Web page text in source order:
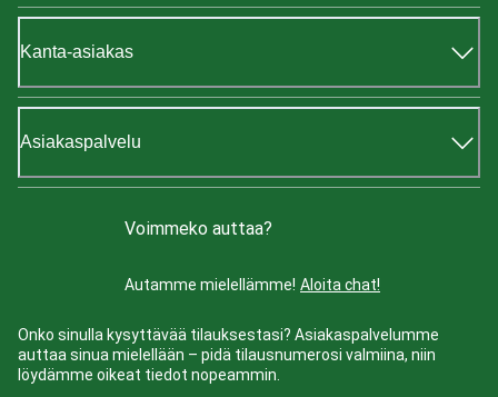
Kanta-asiakas
Asiakaspalvelu
Voimmeko auttaa?
Autamme mielellämme! Aloita chat!
Onko sinulla kysyttävää tilauksestasi? Asiakaspalvelumme
auttaa sinua mielellään – pidä tilausnumerosi valmiina, niin
löydämme oikeat tiedot nopeammin.